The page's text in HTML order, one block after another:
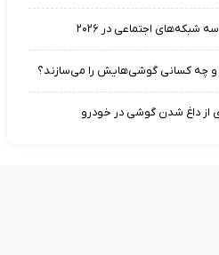
اجتماعی در ۲۰۲۶
چه کسانی گوشی‌هایش را می‌سازند؟
از داغ شدن گوشی در خودرو